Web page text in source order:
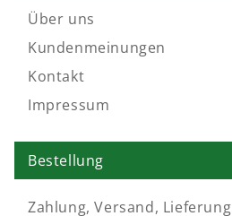
Über uns
Kundenmeinungen
Kontakt
Impressum
Bestellung
Zahlung, Versand, Lieferung